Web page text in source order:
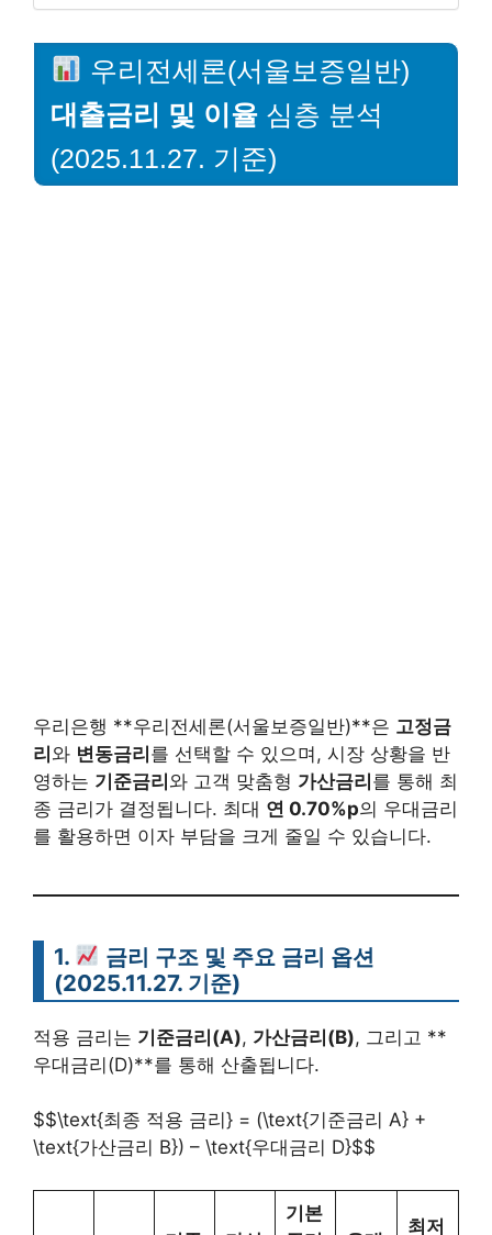
우리전세론(서울보증일반)
대출금리 및 이율 심층 분석
(2025.11.27. 기준)
우리은행 **우리전세론(서울보증일반)**은 고정금
리와 변동금리를 선택할 수 있으며, 시장 상황을 반
영하는 기준금리와 고객 맞춤형 가산금리를 통해 최
종 금리가 결정됩니다. 최대 연 0.70%p의 우대금리
를 활용하면 이자 부담을 크게 줄일 수 있습니다.
1.
금리 구조 및 주요 금리 옵션
(2025.11.27. 기준)
적용 금리는 기준금리(A), 가산금리(B), 그리고 **
우대금리(D)**를 통해 산출됩니다.
$$\text{최종 적용 금리} = (\text{기준금리 A} +
\text{가산금리 B}) – \text{우대금리 D}$$
기본
최저